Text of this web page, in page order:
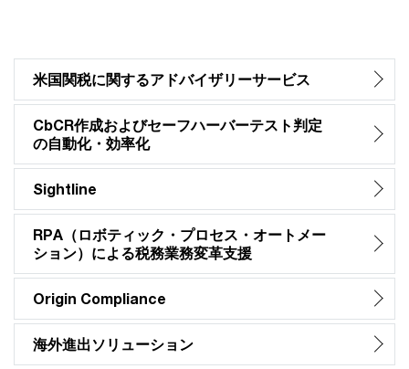
米国関税に関するアドバイザリーサービス
CbCR作成およびセーフハーバーテスト判定
の自動化・効率化
Sightline
RPA（ロボティック・プロセス・オートメー
ション）による税務業務変革支援
Origin Compliance
海外進出ソリューション